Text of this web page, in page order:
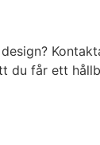
du får ett